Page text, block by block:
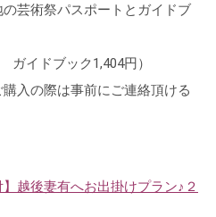
芸術祭パスポートとガイドブ
イドブック1,404円）
入の際は事前にご連絡頂ける
越後妻有へお出掛けプラン♪２